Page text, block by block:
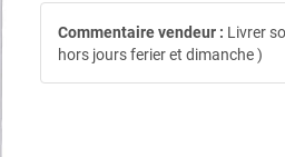
Commentaire vendeur : Livrer
hors jours ferier et dimanche )